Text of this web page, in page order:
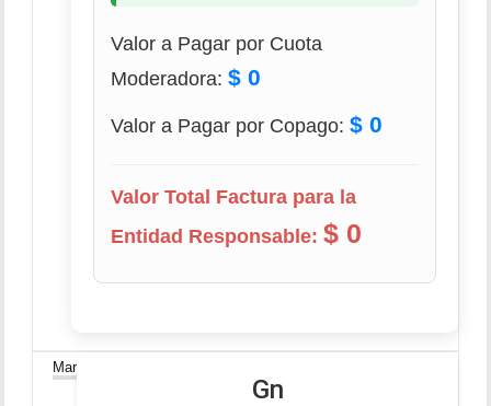
Valor a Pagar por Cuota
Moderadora: $ 0
Valor a Pagar por Copago: $ 0
Valor Total Factura para la
Entidad Responsable: $ 0
Mar
Gn